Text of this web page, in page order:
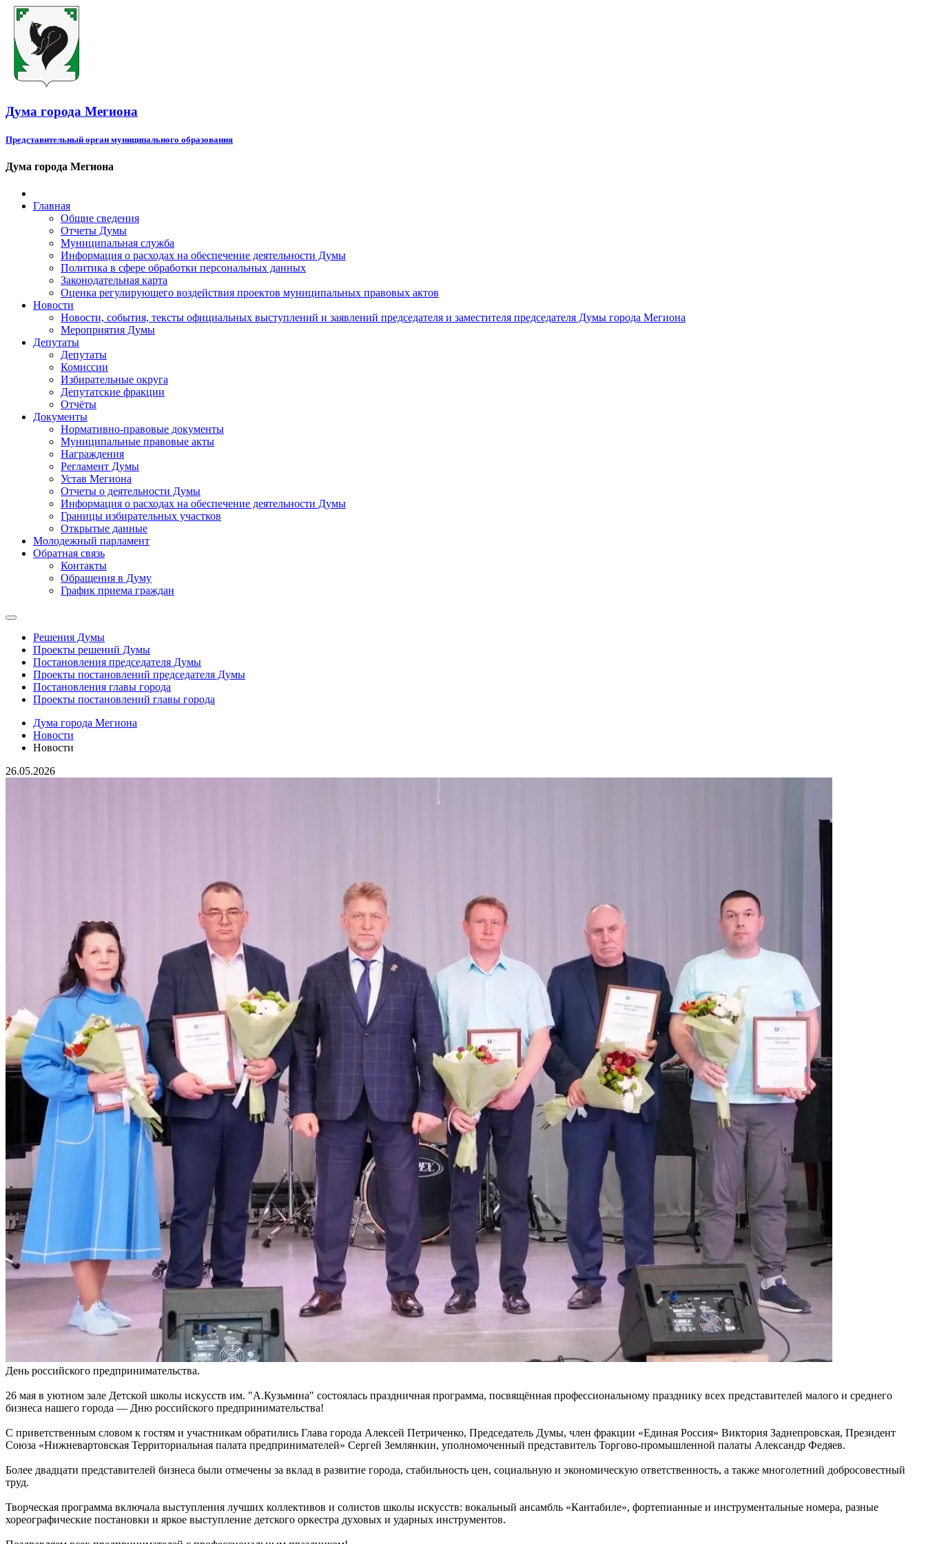
Дума города Мегиона
Представительный орган муниципального образования
Дума города Мегиона
Главная
Общие сведения
Отчеты Думы
Муниципальная служба
Информация о расходах на обеспечение деятельности Думы
Политика в сфере обработки персональных данных
Законодательная карта
Оценка регулирующего воздействия проектов муниципальных правовых актов
Новости
Новости, события, тексты официальных выступлений и заявлений председателя и заместителя председателя Думы города Мегиона
Мероприятия Думы
Депутаты
Депутаты
Комиссии
Избирательные округа
Депутатские фракции
Отчёты
Документы
Нормативно-правовые документы
Муниципальные правовые акты
Награждения
Регламент Думы
Устав Мегиона
Отчеты о деятельности Думы
Информация о расходах на обеспечение деятельности Думы
Границы избирательных участков
Открытые данные
Молодежный парламент
Обратная связь
Контакты
Обращения в Думу
График приема граждан
Решения Думы
Проекты решений Думы
Постановления председателя Думы
Проекты постановлений председателя Думы
Постановления главы города
Проекты постановлений главы города
Дума города Мегиона
Новости
Новости
26.05.2026
День российского предпринимательства.
26 мая в уютном зале Детской школы искусств им. "А.Кузьмина" состоялась праздничная программа, посвящённая профессиональному празднику всех представителей малого и среднего
бизнеса нашего города — Дню российского предпринимательства!
С приветственным словом к гостям и участникам обратились Глава города Алексей Петриченко, Председатель Думы, член фракции «Единая Россия» Виктория Заднепровская, Президент
Союза «Нижневартовская Территориальная палата предпринимателей» Сергей Землянкин, уполномоченный представитель Торгово-промышленной палаты Александр Федяев.
Более двадцати представителей бизнеса были отмечены за вклад в развитие города, стабильность цен, социальную и экономическую ответственность, а также многолетний добросовестный
труд.
Творческая программа включала выступления лучших коллективов и солистов школы искусств: вокальный ансамбль «Кантабиле», фортепианные и инструментальные номера, разные
хореографические постановки и яркое выступление детского оркестра духовых и ударных инструментов.